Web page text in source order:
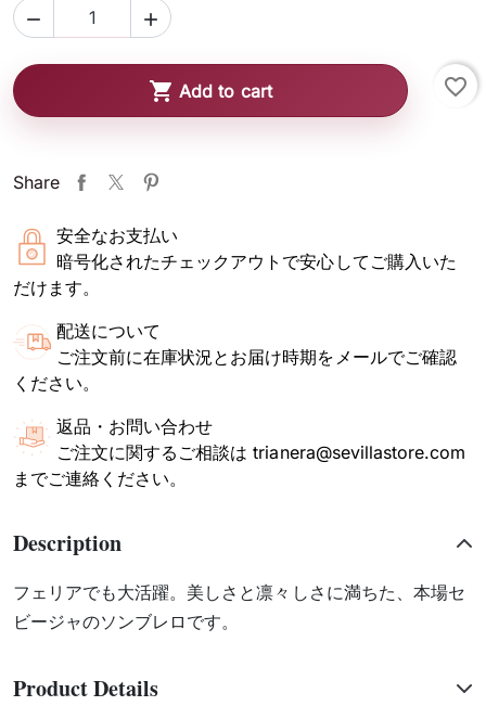
 
 Add to cart favorite_border
Share
安全なお支払い
暗号化されたチェックアウトで安心してご購入いた
だけます。
配送について
ご注文前に在庫状況とお届け時期をメールでご確認
ください。
返品・お問い合わせ
ご注文に関するご相談は trianera@sevillastore.com
までご連絡ください。
Description
フェリアでも大活躍。美しさと凛々しさに満ちた、本場セ
ビージャのソンブレロです。
Product Details